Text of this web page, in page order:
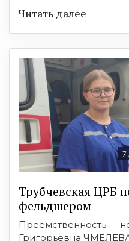
Читать далее
7
Трубчевская ЦРБ
фельдшером
Преемственность —
Григорьевна